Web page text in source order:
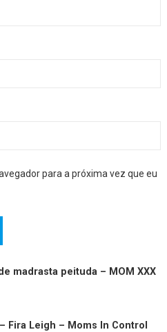
para a próxima vez que eu
madrasta peituda – MOM XXX
Fira Leigh – Moms In Control